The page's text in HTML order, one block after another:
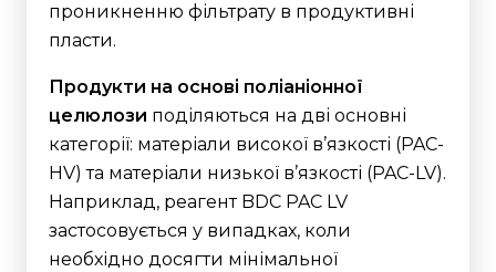
проникненню фільтрату в продуктивні
пласти.
Продукти на основі поліаніонної
целюлози поділяються на дві основні
категорії: матеріали високої в’язкості (PAC-
HV) та матеріали низької в’язкості (PAC-LV).
Наприклад, реагент BDC PAC LV
застосовується у випадках, коли
необхідно досягти мінімальної